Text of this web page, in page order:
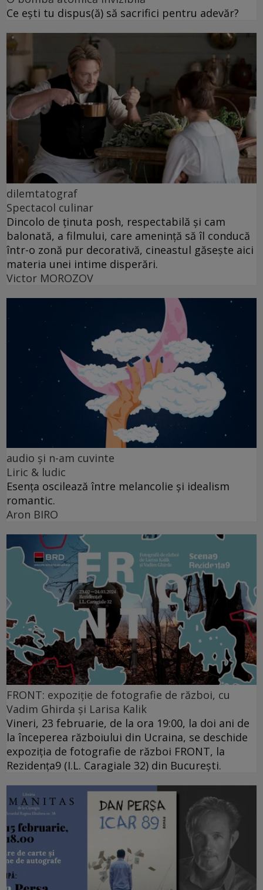
Ce ești tu dispus(ă) să sacrifici pentru adevăr?
dilemtatograf
Spectacol culinar
Dincolo de ținuta posh, respectabilă și cam
balonată, a filmului, care amenință să îl conducă
într-o zonă pur decorativă, cineastul găsește aici
materia unei intime disperări.
Victor MOROZOV
audio şi n-am cuvinte
Liric & ludic
Esența oscilează între melancolie și idealism
romantic.
Aron BIRO
FRONT: expoziție de fotografie de război, cu
Vadim Ghirda și Larisa Kalik
Vineri, 23 februarie, de la ora 19:00, la doi ani de
la începerea războiului din Ucraina, se deschide
expoziția de fotografie de război FRONT, la
Rezidența9 (I.L. Caragiale 32) din București.